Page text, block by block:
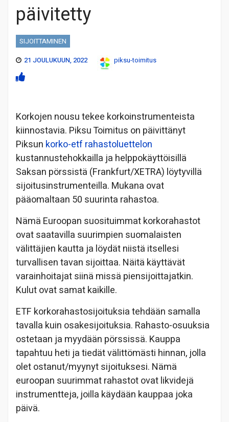
päivitetty
SIJOITTAMINEN
21 JOULUKUUN, 2022
piksu-toimitus
Korkojen nousu tekee korkoinstrumenteista
kiinnostavia. Piksu Toimitus on päivittänyt
Piksun korko-etf rahastoluettelon
kustannustehokkailla ja helppokäyttöisillä
Saksan pörssistä (Frankfurt/XETRA) löytyvillä
sijoitusinstrumenteilla. Mukana ovat
pääomaltaan 50 suurinta rahastoa.
Nämä Euroopan suosituimmat korkorahastot
ovat saatavilla suurimpien suomalaisten
välittäjien kautta ja löydät niistä itsellesi
turvallisen tavan sijoittaa. Näitä käyttävät
varainhoitajat siinä missä piensijoittajatkin.
Kulut ovat samat kaikille.
ETF korkorahastosijoituksia tehdään samalla
tavalla kuin osakesijoituksia. Rahasto-osuuksia
ostetaan ja myydään pörssissä. Kauppa
tapahtuu heti ja tiedät välittömästi hinnan, jolla
olet ostanut/myynyt sijoituksesi. Nämä
euroopan suurimmat rahastot ovat likvidejä
instrumentteja, joilla käydään kauppaa joka
päivä.